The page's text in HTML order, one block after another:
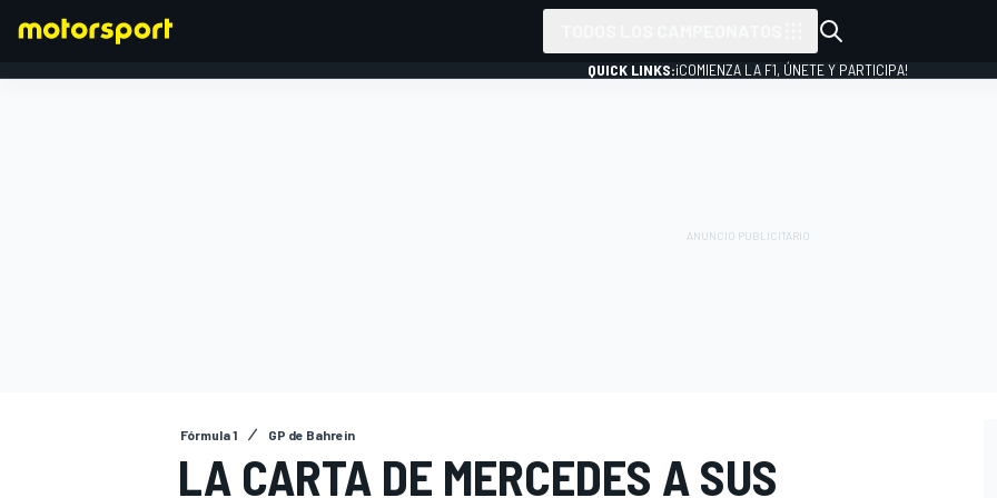
QUICK LINKS:¡COMIENZA LA F1, ÚNETE Y PARTICIPA!
Fórmula 1 GP de Bahrein
LA CARTA DE MERCEDES A SUS